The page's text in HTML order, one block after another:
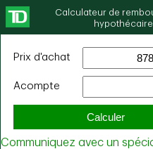
Calculateur de
hypothécaire
Prix ​​d'achat
Acompte
Calculer
Communiquez avec un